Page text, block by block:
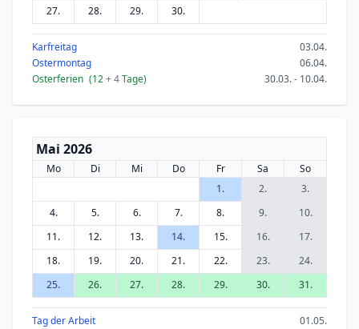
27.
28. 29. 30.
Karfreitag
03.04.
Ostermontag
06.04.
Osterferien (12+ 4Tage) 30.03. - 10.04.
Mai 2026
Mo Di Mi Do Fr Sa
So
1.
2.
3.
4.
5. 6. 7. 8. 9.
10.
11.
12. 13. 14. 15. 16.
17.
18.
19. 20. 21. 22. 23.
24.
25.
26. 27. 28. 29. 30. 31.
Tag der Arbeit
01.05.